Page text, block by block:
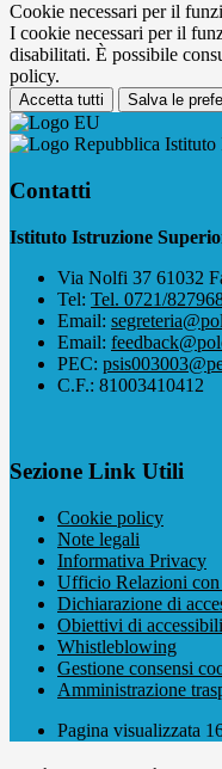
Cookie necessari per il
I cookie necessari per il
disabilitati. È possibile
policy.
Accetta tutti Salva le
Istituto
Contatti
Istituto Istruzione
Via Nolfi 37 61032
Tel: Tel. 0721/
Email:
Email:
PEC:
C.F.: 81003410412
Sezione Link Utili
Cookie policy
Note legali
Informativa Privacy
Ufficio Relazioni
Dichiarazione di
Obiettivi di
Whistleblowing
Gestione consensi
Amministrazione
Pagina visualizzata